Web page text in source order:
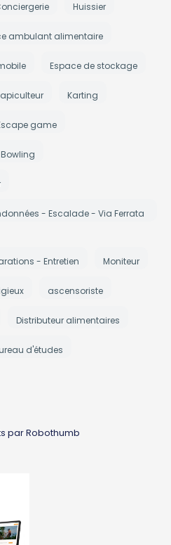
Huissier
ambulant alimentaire
Espace de stockage
apiculteur Karting
game
Bowling
- Escalade - Via Ferrata
- Entretien Moniteur
ascensoriste
Distributeur alimentaires
d'études
par Robothumb